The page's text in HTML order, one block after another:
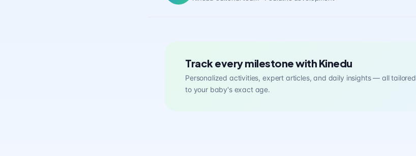
Track every milestone with Kinedu
Personalized activities, expert articles, and daily insights — all tailored
to your baby's exact age.